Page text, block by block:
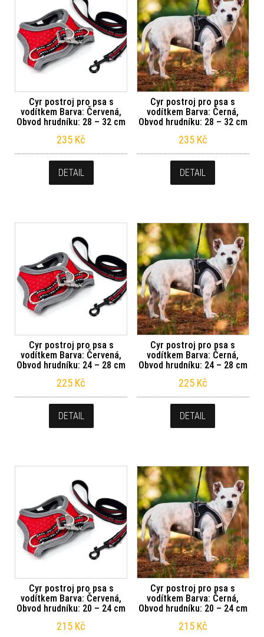
Cyr postroj pro psa s
vodítkem Barva: Červená,
Obvod hrudníku: 28 – 32 cm
235 Kč
DETAIL
Cyr postroj pro psa s
vodítkem Barva: Černá,
Obvod hrudníku: 28 – 32 cm
235 Kč
DETAIL
Cyr postroj pro psa s
vodítkem Barva: Červená,
Obvod hrudníku: 24 – 28 cm
225 Kč
DETAIL
Cyr postroj pro psa s
vodítkem Barva: Černá,
Obvod hrudníku: 24 – 28 cm
225 Kč
DETAIL
Cyr postroj pro psa s
vodítkem Barva: Červená,
Obvod hrudníku: 20 – 24 cm
215 Kč
Cyr postroj pro psa s
vodítkem Barva: Černá,
Obvod hrudníku: 20 – 24 cm
215 Kč